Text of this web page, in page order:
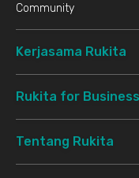
Community
Kerjasama Rukita
Rukita for Business
Tentang Rukita